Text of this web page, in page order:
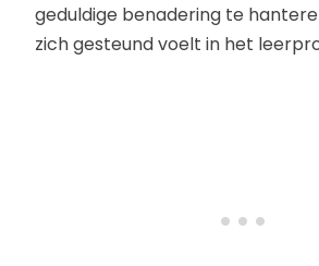
geduldige benadering te
zich gesteund voelt in het